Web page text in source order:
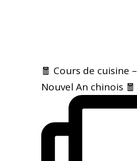
🧧 Cours de cuisine
Nouvel An chinois 🧧